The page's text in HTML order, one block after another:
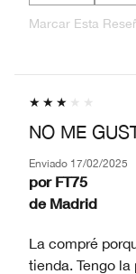
Marcar Esta
NO ME
Enviado 17/02/2025
por FT75
de Madrid
La compré
tienda. Tengo